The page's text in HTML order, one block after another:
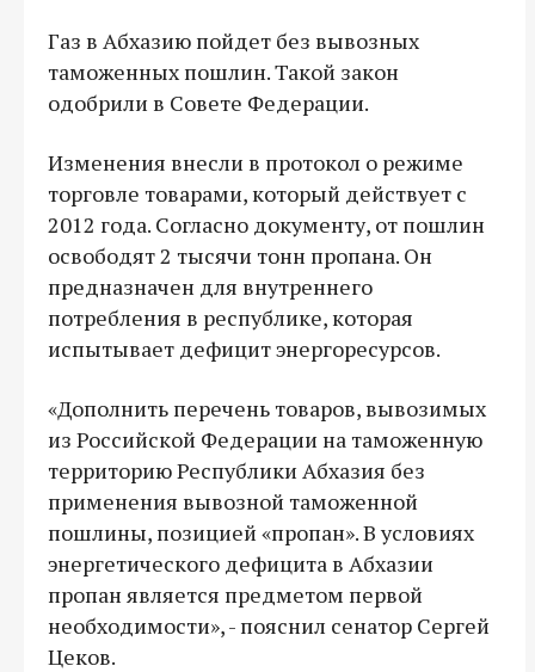
Газ в Абхазию пойдет без вывозных
таможенных пошлин. Такой закон
одобрили в Совете Федерации.
Изменения внесли в протокол о режиме
торговле товарами, который действует с
2012 года. Согласно документу, от пошлин
освободят 2 тысячи тонн пропана. Он
предназначен для внутреннего
потребления в республике, которая
испытывает дефицит энергоресурсов.
«Дополнить перечень товаров, вывозимых
из Российской Федерации на таможенную
территорию Республики Абхазия без
применения вывозной таможенной
пошлины, позицией «пропан». В условиях
энергетического дефицита в Абхазии
пропан является предметом первой
необходимости», - пояснил сенатор Сергей
Цеков.